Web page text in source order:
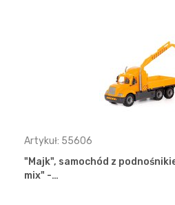
Artykuł: 55606
"Majk", samochód z
mix" -…